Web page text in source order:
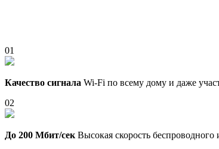
01
Качество сигнала Wi-Fi по всему дому и даже
02
До 200 Мбит/сек Высокая скорость беспроводного